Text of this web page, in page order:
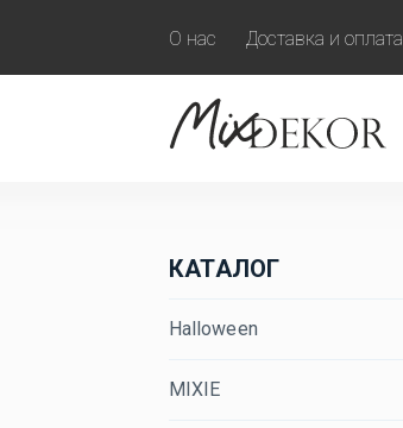
О нас Доставка и оплата
КАТАЛОГ
Halloween
MIXIE